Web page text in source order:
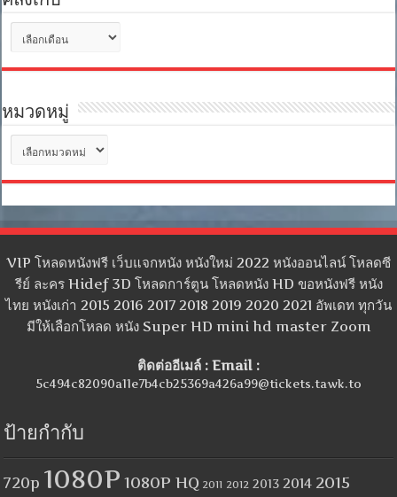
เก็บ
หมวดหมู่
หมู่
VIP โหลดหนังฟรี เว็บแจกหนัง หนังใหม่ 2022 หนังออนไลน์ โหลดซี
รีย์ ละคร Hidef 3D โหลดการ์ตูน โหลดหนัง HD ขอหนังฟรี หนัง
ไทย หนังเก่า 2015 2016 2017 2018 2019 2020 2021 อัพเดท ทุกวัน
มีให้เลือกโหลด หนัง Super HD mini hd master Zoom
ติดต่ออีเมล์ : Email :
5c494c82090a11e7b4cb25369a426a99@tickets.tawk.to
ป้ายกำกับ
720p 1080P 1080P HQ 2011 2012 2013 2014 2015